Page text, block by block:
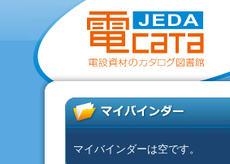
マイバインダーは空です。